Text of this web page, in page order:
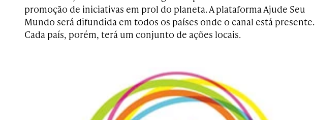
promoção de iniciativas em prol do planeta. A plataforma Ajude Seu
Mundo será difundida em todos os países onde o canal está presente.
Cada país, porém, terá um conjunto de ações locais.